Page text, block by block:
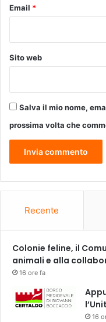
n
a
o
9
i
1
3
4
2
Email *
Sito web
Salva il mio nome,
prossima volta che
Recente
Colonie feline, il
animali e alla
16 ore fa
16